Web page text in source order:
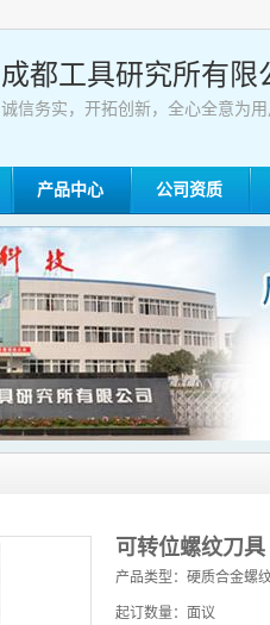
成都工具研究所有限
诚信务实，开拓创新，全心全意为
产品中心 公司资质
可转位螺纹刀具
产品类型：硬质合金螺
起订数量：面议